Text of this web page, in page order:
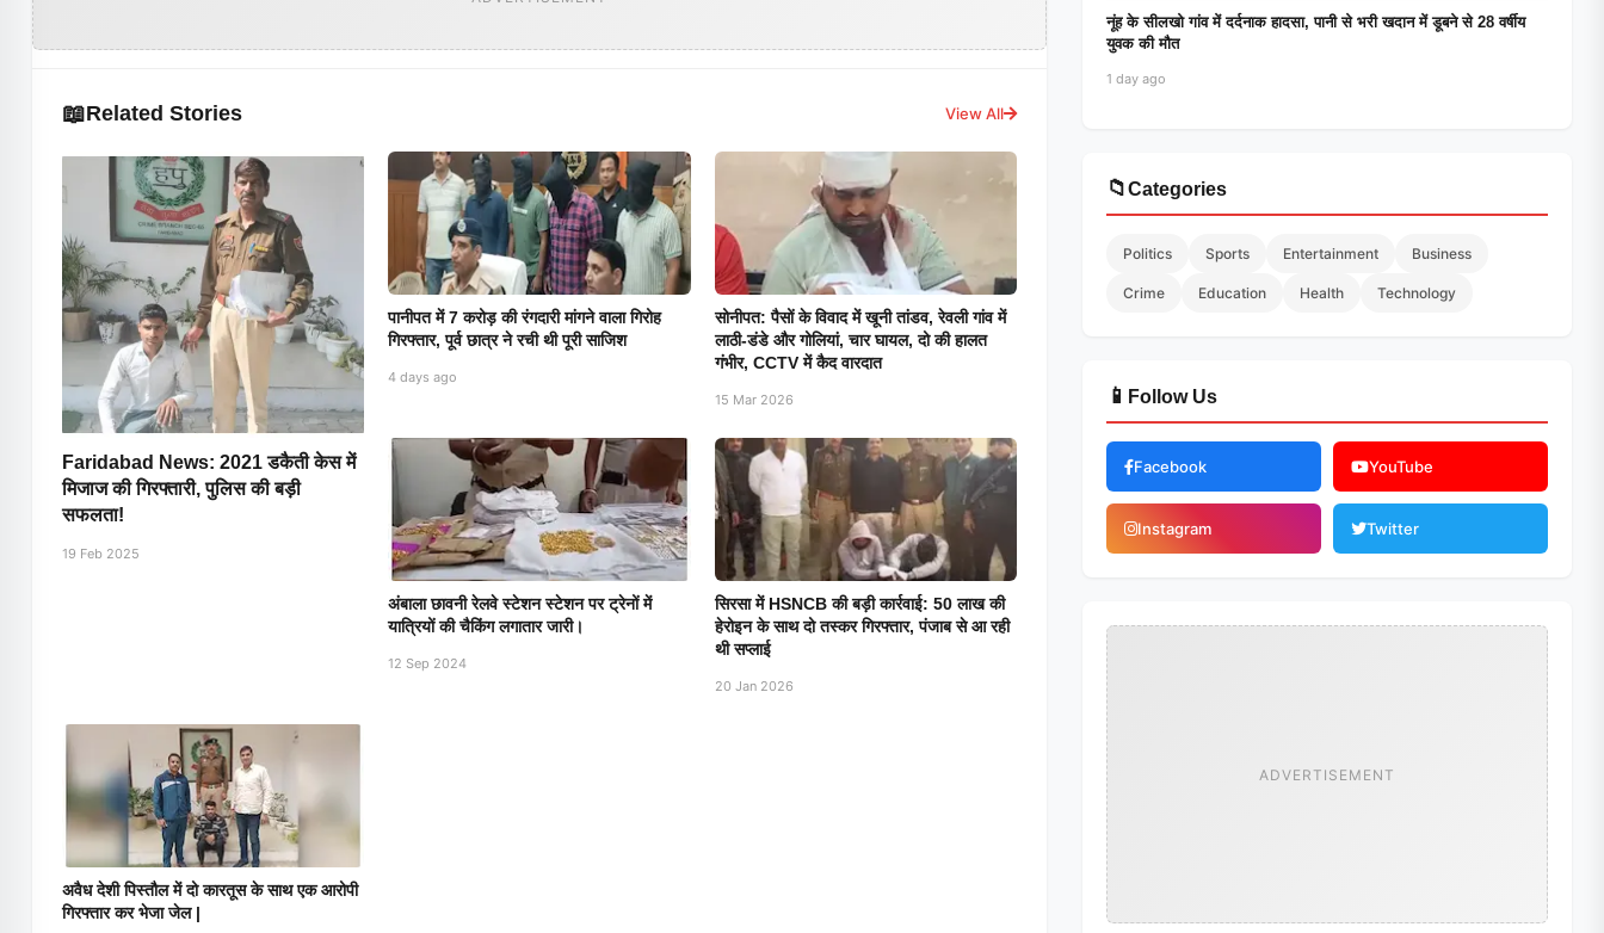
📖Related Stories View All
Faridabad News: 2021 डकैती केस में
मिजाज की गिरफ्तारी, पुलिस की बड़ी
सफलता!
19 Feb 2025
पानीपत में 7 करोड़ की रंगदारी मांगने वाला गिरोह
गिरफ्तार, पूर्व छात्र ने रची थी पूरी साजिश
4 days ago
सोनीपत: पैसों के विवाद में खूनी तांडव, रेवली गांव में
लाठी-डंडे और गोलियां, चार घायल, दो की हालत
गंभीर, CCTV में कैद वारदात
15 Mar 2026
अंबाला छावनी रेलवे स्टेशन स्टेशन पर ट्रेनों में
यात्रियों की चैकिंग लगातार जारी।
12 Sep 2024
सिरसा में HSNCB की बड़ी कार्रवाई: 50 लाख की
हेरोइन के साथ दो तस्कर गिरफ्तार, पंजाब से आ रही
थी सप्लाई
20 Jan 2026
अवैध देशी पिस्तौल में दो कारतूस के साथ एक आरोपी
गिरफ्तार कर भेजा जेल |
नूंह के सीलखो गांव में दर्दनाक हादसा, पानी से भरी खदान में डूबने से 28 वर्षीय
युवक की मौत
1 day ago
📁Categories
Politics Sports Entertainment Business
Crime Education Health Technology
📱 Follow Us
Facebook YouTube
Instagram Twitter
ADVERTISEMENT